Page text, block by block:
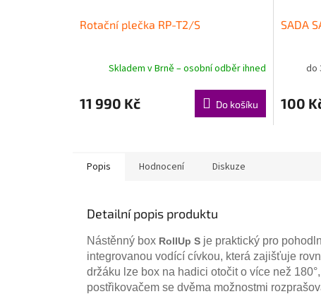
Rotační plečka RP-T2/S
Skladem v Brně – osobní odběr ihned
11 990 Kč Do košíku
SADA
do
100
Popis Hodnocení Diskuze
Detailní popis produktu
Nástěnný box RollUp S je praktický pro
integrovanou vodící cívkou, která zajišťuje
držáku lze box na hadici otočit o více než
postřikovačem se dvěma možnostmi